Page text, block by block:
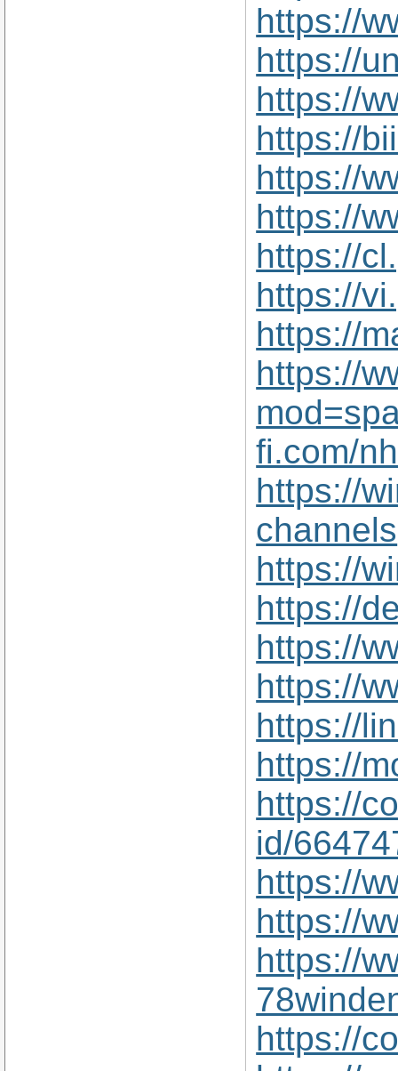
https://
https://
https://
https://
https://
https://
https://
https://
https://
https://
fi.com/
https://
channels
https://
https://
https://
https://
https://
https://
https://
id/
https://
https://
https://
https://